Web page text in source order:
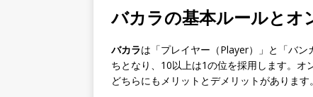
バカラの基本ルールとオ
バカラは「プレイヤー（Player）」と「バ
ちとなり、10以上は1の位を採用します。オ
どちらにもメリットとデメリットがあります。